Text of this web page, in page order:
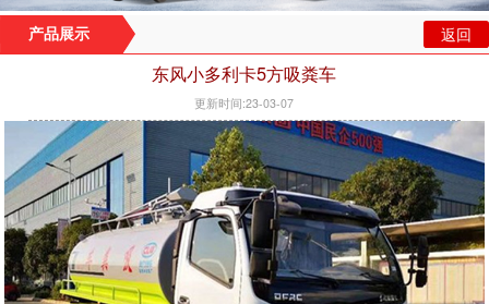
产品展示 返回
东风小多利卡5方吸粪车
更新时间:23-03-07